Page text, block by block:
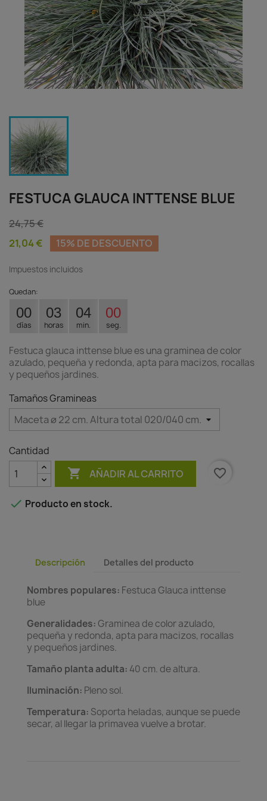
FESTUCA GLAUCA INTTENSE BLUE
24,75 €
21,04 €
15% DE DESCUENTO
Impuestos incluidos
Quedan:
00
días
03
horas
04
min.
00
seg.
Festuca glauca inttense blue es una graminea de color
azulado, pequeña y redonda, apta para macizos, rocallas
y pequeños jardines.
Tamaños Gramineas
Cantidad
 AÑADIR AL CARRITO favorite_border
 Producto en stock.
Descripción Detalles del producto
Nombres populares: Festuca Glauca inttense
blue
Generalidades: Graminea de color azulado,
pequeña y redonda, apta para macizos, rocallas
y pequeños jardines.
Tamaño planta adulta: 40 cm. de altura.
Iluminación: Pleno sol.
Temperatura: Soporta heladas, aunque se puede
secar, al llegar la primavea vuelve a brotar.